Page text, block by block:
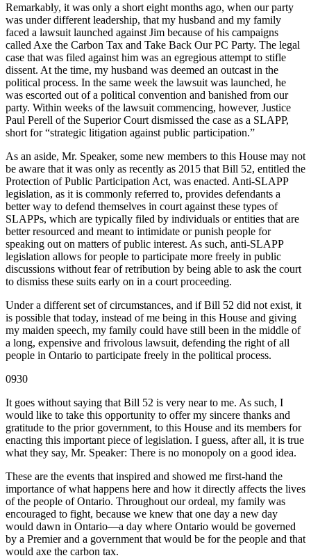
Remarkably, it was only a short eight months ago, when our party
was under different leadership, that my husband and my family
faced a lawsuit launched against Jim because of his campaigns
called Axe the Carbon Tax and Take Back Our PC Party. The legal
case that was filed against him was an egregious attempt to stifle
dissent. At the time, my husband was deemed an outcast in the
political process. In the same week the lawsuit was launched, he
was escorted out of a political convention and banished from our
party. Within weeks of the lawsuit commencing, however, Justice
Paul Perell of the Superior Court dismissed the case as a SLAPP,
short for “strategic litigation against public participation.”
As an aside, Mr. Speaker, some new members to this House may not
be aware that it was only as recently as 2015 that Bill 52, entitled the
Protection of Public Participation Act, was enacted. Anti-SLAPP
legislation, as it is commonly referred to, provides defendants a
better way to defend themselves in court against these types of
SLAPPs, which are typically filed by individuals or entities that are
better resourced and meant to intimidate or punish people for
speaking out on matters of public interest. As such, anti-SLAPP
legislation allows for people to participate more freely in public
discussions without fear of retribution by being able to ask the court
to dismiss these suits early on in a court proceeding.
Under a different set of circumstances, and if Bill 52 did not exist, it
is possible that today, instead of me being in this House and giving
my maiden speech, my family could have still been in the middle of
a long, expensive and frivolous lawsuit, defending the right of all
people in Ontario to participate freely in the political process.
0930
It goes without saying that Bill 52 is very near to me. As such, I
would like to take this opportunity to offer my sincere thanks and
gratitude to the prior government, to this House and its members for
enacting this important piece of legislation. I guess, after all, it is true
what they say, Mr. Speaker: There is no monopoly on a good idea.
These are the events that inspired and showed me first-hand the
importance of what happens here and how it directly affects the lives
of the people of Ontario. Throughout our ordeal, my family was
encouraged to fight, because we knew that one day a new day
would dawn in Ontario—a day where Ontario would be governed
by a Premier and a government that would be for the people and that
would axe the carbon tax.